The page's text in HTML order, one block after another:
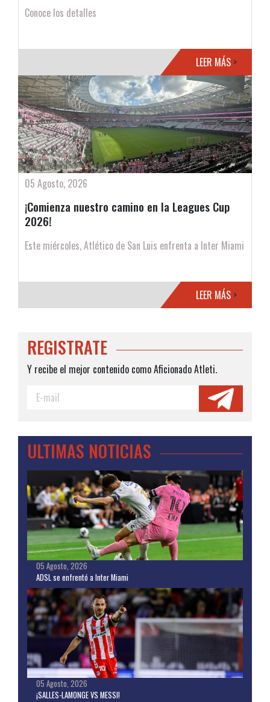
REGISTRATE
Y recibe el mejor contenido como Aficionado Atleti.
ULTIMAS NOTICIAS
05 Agosto, 2026
ADSL se enfrentó a Inter Miami
05 Agosto, 2026
¡SALLES-LAMONGE VS MESSI!
Conoce los detalles
LEER MÁS >
05 Agosto, 2026
¡Comienza nuestro camino en la Leagues Cup
2026!
Este miércoles, Atlético de San Luis enfrenta a Inter Miami
LEER MÁS >